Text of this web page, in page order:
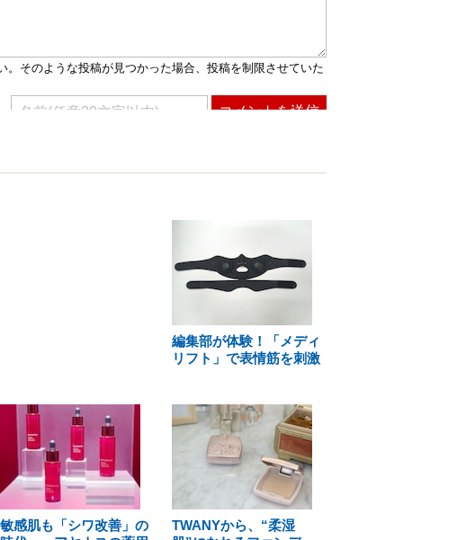
編集部が体験！「メディ
リフト」で表情筋を刺激
敏感肌も「シワ改善」の
TWANYから、“柔湿